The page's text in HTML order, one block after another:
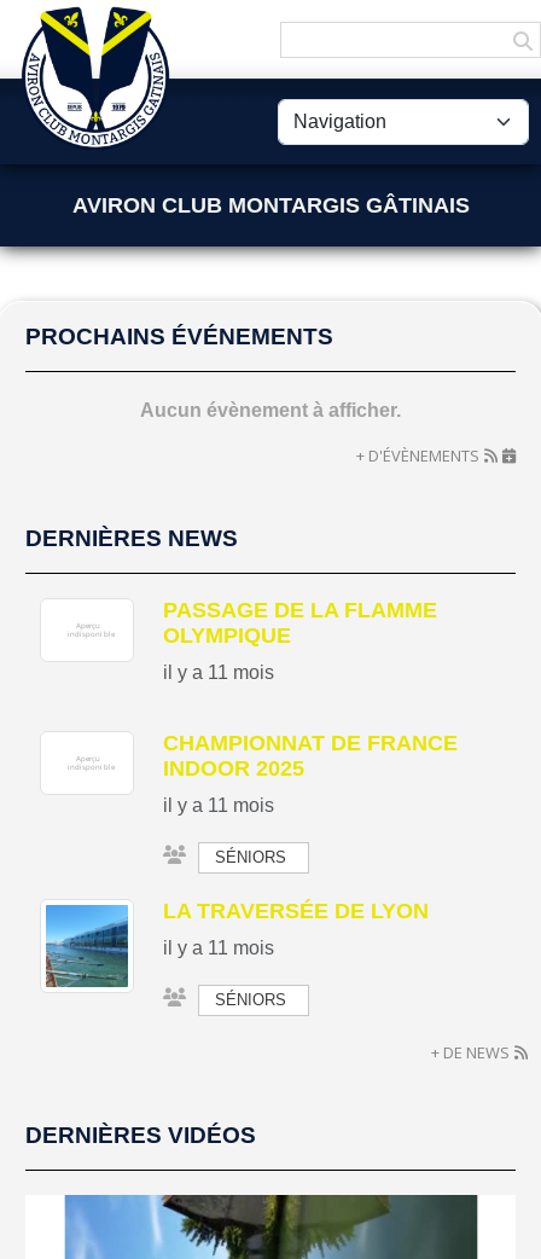
AVIRON CLUB MONTARGIS GÂTINAIS
PROCHAINS ÉVÉNEMENTS
Aucun évènement à afficher.
+ D'ÉVÈNEMENTS
DERNIÈRES NEWS
PASSAGE DE LA FLAMME
OLYMPIQUE
il y a 11 mois
CHAMPIONNAT DE FRANCE
INDOOR 2025
il y a 11 mois
SÉNIORS
LA TRAVERSÉE DE LYON
il y a 11 mois
SÉNIORS
+ DE NEWS
DERNIÈRES VIDÉOS
Panneau de gestion des cookies